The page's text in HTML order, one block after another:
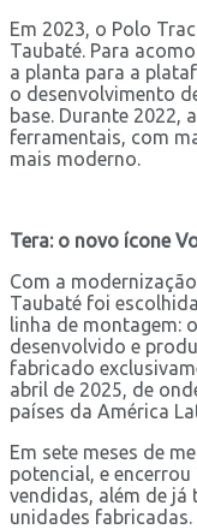
Em 2023, o Polo
Taubaté. Para
a planta para a
o desenvolvimento
base. Durante 2022,
ferramentais, com
mais moderno.
Tera: o novo ícone
Com a
Taubaté foi
linha de montagem:
desenvolvido e
fabricado
abril de 2025, de
países da América
Em sete meses de
potencial, e
vendidas, além de já
unidades fabricadas.